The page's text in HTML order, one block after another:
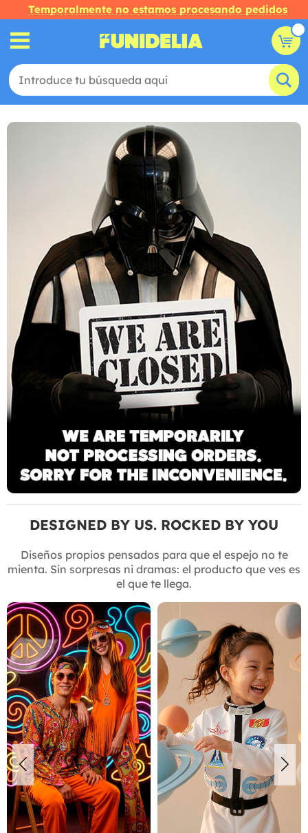
Temporalmente no estamos procesando pedidos
DESIGNED BY US. ROCKED BY YOU
Diseños propios pensados para que el espejo no te
mienta. Sin sorpresas ni dramas: el producto que ves es
el que te llega.